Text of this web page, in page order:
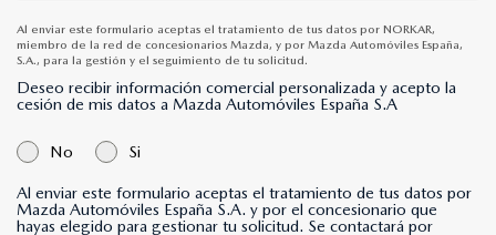
Al enviar este formulario aceptas el tratamiento de tus datos por NORKAR,
miembro de la red de concesionarios Mazda, y por Mazda Automóviles España,
S.A., para la gestión y el seguimiento de tu solicitud.
Deseo recibir información comercial personalizada y acepto la
cesión de mis datos a Mazda Automóviles España S.A
No Si
Al enviar este formulario aceptas el tratamiento de tus datos por
Mazda Automóviles España S.A. y por el concesionario que
hayas elegido para gestionar tu solicitud. Se contactará por